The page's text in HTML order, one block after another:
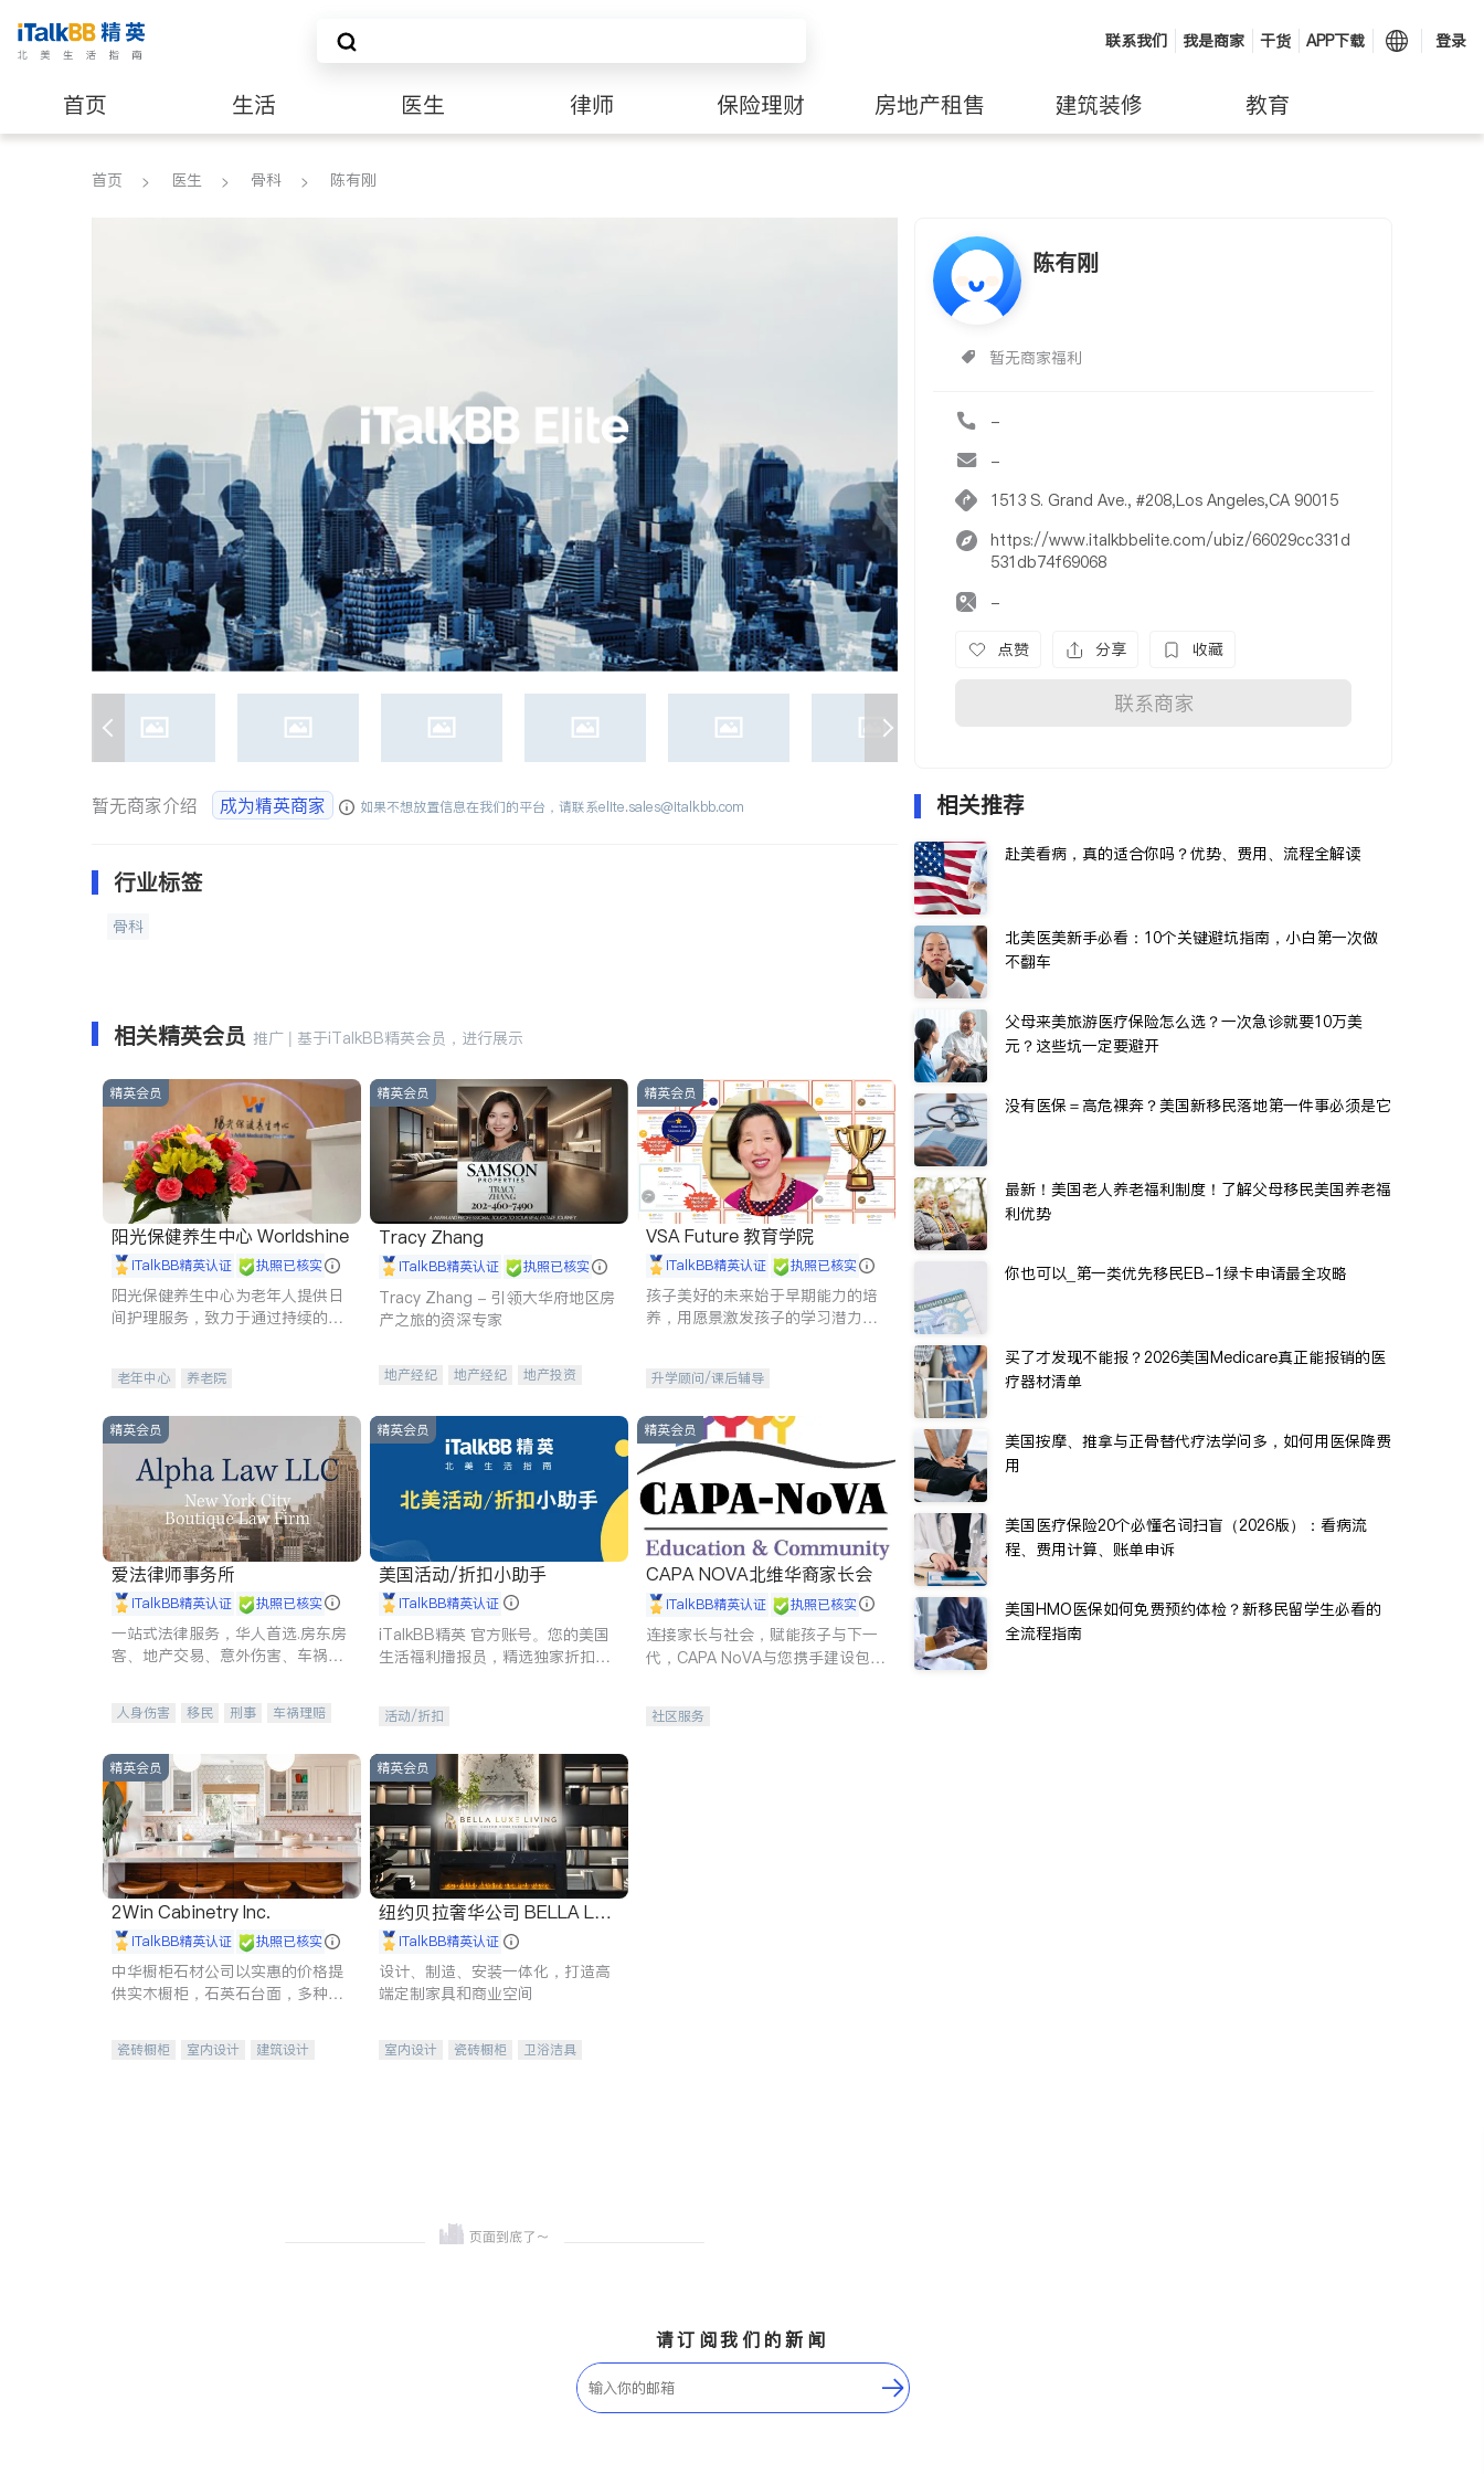
联系我们 我是商家 干货 APP下载 登录
首页 生活 医生 律师 保险理财 房地产租售 建筑装修 教育
养老 非盈利组织
首页 医生 骨科 陈有刚
陈有刚
暂无商家福利
-
-
1513 S. Grand Ave., #208,Los Angeles,CA 90015
https://www.italkbbelite.com/ubiz/66029cc331d
531db74f69068
-
点赞 分享 收藏
联系商家
暂无商家介绍 成为精英商家 如果不想放置信息在我们的平台，请联系elite.sales@italkbb.com
行业标签
骨科
相关精英会员 推广 | 基于iTalkBB精英会员，进行展示
精英会员
阳光保健养生中心 Worldshine
iTalkBB精英认证 执照已核实
阳光保健养生中心为老年人提供日
间护理服务，致力于通过持续的护
老年中心 养老院
精英会员
Tracy Zhang
iTalkBB精英认证 执照已核实
Tracy Zhang - 引领大华府地区房
产之旅的资深专家
地产经纪 地产经纪
地产投资
精英会员
VSA Future 教育学院
iTalkBB精英认证 执照已核实
孩子美好的未来始于早期能力的培
养，用愿景激发孩子的学习潜力和
升学顾问/课后辅导
精英会员
爱法律师事务所
iTalkBB精英认证 执照已核实
一站式法律服务，华人首选.房东房
客、地产交易、意外伤害、车祸重
人身伤害 移民 刑事
车祸理赔
商标注册
索赔 律师-其它 保释
精英会员
美国活动/折扣小助手
iTalkBB精英认证
iTalkBB精英 官方账号。您的美国
生活福利播报员，精选独家折扣、
活动/折扣
精英会员
CAPA NOVA北维华裔家长会
iTalkBB精英认证 执照已核实
连接家长与社会，赋能孩子与下一
代，CAPA NoVA与您携手建设包
社区服务
精英会员
2Win Cabinetry Inc.
iTalkBB精英认证 执照已核实
中华橱柜石材公司以实惠的价格提
供实木橱柜，石英石台面，多种优
机。品质厨房，家的选择。
瓷砖橱柜 室内设计
建筑设计
精英会员
纽约贝拉奢华公司 BELLA LUX
E iTalkBB精英认证
设计、制造、安装一体化，打造高
端定制家具和商业空间
室内设计 瓷砖橱柜
卫浴洁具
相关推荐
赴美看病，真的适合你吗？优势、费用、流程全解读
北美医美新手必看：10个关键避坑指南，小白第一次做
不翻车
父母来美旅游医疗保险怎么选？一次急诊就要10万美
元？这些坑一定要避开
没有医保＝高危裸奔？美国新移民落地第一件事必须是它
最新！美国老人养老福利制度！了解父母移民美国养老福
利优势
你也可以_第一类优先移民EB-1绿卡申请最全攻略
买了才发现不能报？2026美国Medicare真正能报销的医
疗器材清单
美国按摩、推拿与正骨替代疗法学问多，如何用医保降费
用
美国医疗保险20个必懂名词扫盲（2026版）：看病流
程、费用计算、账单申诉
美国HMO医保如何免费预约体检？新移民留学生必看的
全流程指南
请订阅我们的新闻